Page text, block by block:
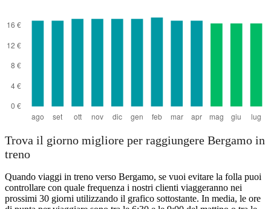
Trova il giorno migliore per raggiungere Bergamo in
treno
Quando viaggi in treno verso Bergamo, se vuoi evitare la folla puoi
controllare con quale frequenza i nostri clienti viaggeranno nei
prossimi 30 giorni utilizzando il grafico sottostante. In media, le ore